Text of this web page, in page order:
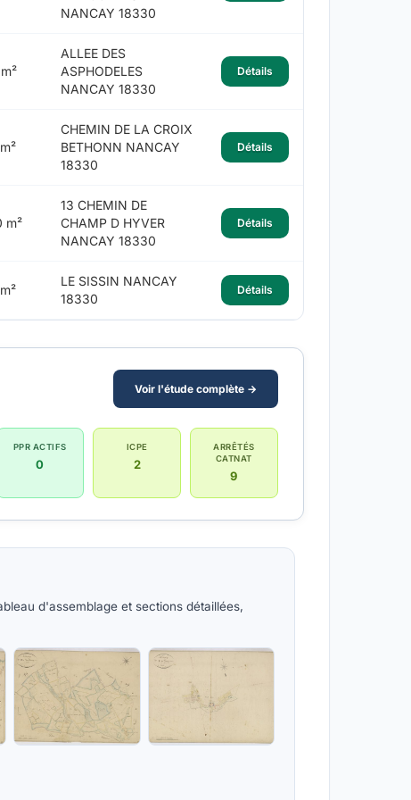
NANCAY 18330
ALLEE DES
ASPHODELES
NANCAY 18330
Détails
CHEMIN DE LA CROIX
BETHONN NANCAY
18330
Détails
m²
13 CHEMIN DE
CHAMP D HYVER
NANCAY 18330
Détails
LE SISSIN NANCAY
18330
Détails
Voir l'étude complète →
PPR ACTIFS
0
ICPE
2
ARRÊTÉS
CATNAT
9
d'assemblage et sections détaillées,